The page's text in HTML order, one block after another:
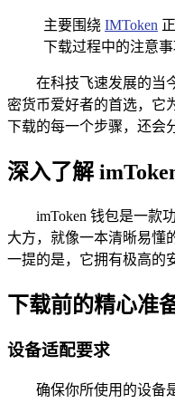
主要围绕 IMToken
下载过程中的注意
在科技飞速发展的当
密货币爱好者的首选，它
下载的每一个步骤，还会
深入了解
imToken 钱包是一款
大方，就像一本清晰易懂
一提的是，它拥有极高的
下载前的精心准
设备适配要求
确保你所使用的设备